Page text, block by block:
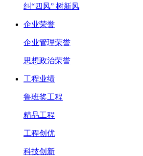
纠“四风” 树新风
企业荣誉
企业管理荣誉
思想政治荣誉
工程业绩
鲁班奖工程
精品工程
工程创优
科技创新